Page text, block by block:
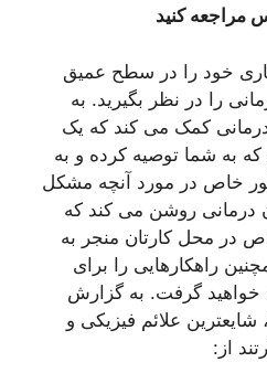
مراجعه کنید
خود را در سطح عمیق
را در نظر بگیرید. به
کمک می کند که یک
به شما توصیه کرده و به
خاص در مورد آنچه مشکل
درمانی روشن می کند که
در محل کارتان منجر به
راهکارهایی را برای
خواهید گرفت. به گزارش
علائم فیزیکی و
از: